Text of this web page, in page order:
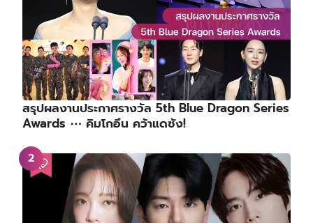
สรุปผลงานประกาศรางวัล 5th Blue Dragon Series
Awards ⋯ คิมโกอึน คว้าแดซัง!